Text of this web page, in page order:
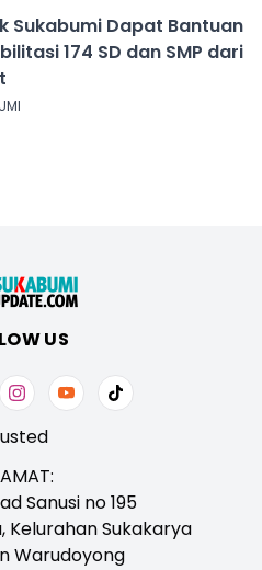
Sukabumi Dapat Bantuan
174 SD dan SMP dari
US
Sanusi no 195
Kelurahan Sukakarya
Warudoyong